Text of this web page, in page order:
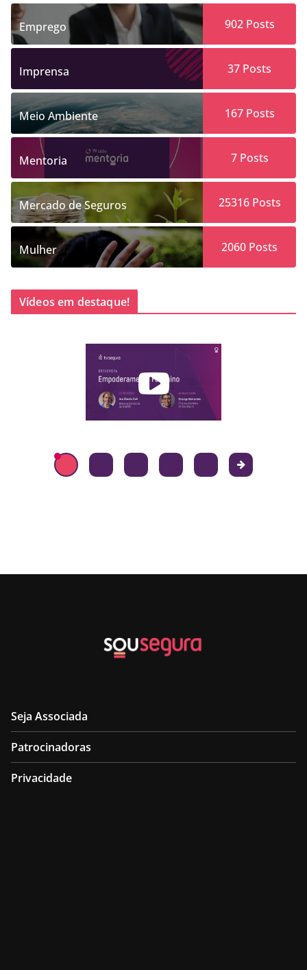
Emprego 902Posts
Imprensa 37 Posts
Meio Ambiente 167Posts
Mentoria 7Posts
Mercado de Seguros 25316Posts
Mulher 2060 Posts
Vídeos em destaque!
Seja Associada
Patrocinadoras
Privacidade